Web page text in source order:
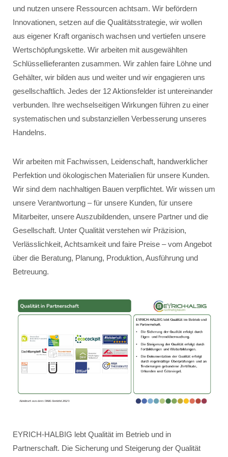
und nutzen unsere Ressourcen achtsam. Wir befördern
Innovationen, setzen auf die Qualitätsstrategie, wir wollen
aus eigener Kraft organisch wachsen und vertiefen unsere
Wertschöpfungskette. Wir arbeiten mit ausgewählten
Schlüssellieferanten zusammen. Wir zahlen faire Löhne und
Gehälter, wir bilden aus und weiter und wir engagieren uns
gesellschaftlich. Jedes der 12 Aktionsfelder ist untereinander
verbunden. Ihre wechselseitigen Wirkungen führen zu einer
systematischen und substanziellen Verbesserung unseres
Handelns.
Wir arbeiten mit Fachwissen, Leidenschaft, handwerklicher
Perfektion und ökologischen Materialien für unsere Kunden.
Wir sind dem nachhaltigen Bauen verpflichtet. Wir wissen um
unsere Verantwortung – für unsere Kunden, für unsere
Mitarbeiter, unsere Auszubildenden, unsere Partner und die
Gesellschaft. Unter Qualität verstehen wir Präzision,
Verlässlichkeit, Achtsamkeit und faire Preise – vom Angebot
über die Beratung, Planung, Produktion, Ausführung und
Betreuung.
EYRICH-HALBIG lebt Qualität im Betrieb und in
Partnerschaft. Die Sicherung und Steigerung der Qualität